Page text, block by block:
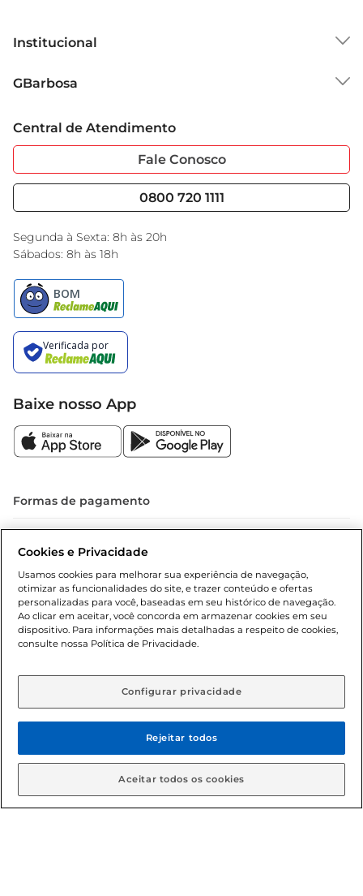
Institucional
Grupo Cencosud
Sobre Privacidade
Portal do Fornecedo
Nossas Lojas
GBarbosa
Garantia Estendida
Serviços
Black Friday
Encarte do Dia
Central de Atendimento
Fale Conosco
0800 720 1111
Segunda à Sexta: 8h às 20h
Sábados: 8h às 18h
Baixe nosso App
Formas de pagamento
Dúvidas frequentes (FAQ)
Política de troca e devolução
Política de entrega
Condições gerais: Em caso de divergência de valores, o
valor válido é o do carrinho de compras. Fotos ilustrativas.
Compras sujeitas a confirmação de estoque. Compras
Cookies e Privacidade
Usamos cookies para melhorar sua experiência de navegação,
otimizar as funcionalidades do site, e trazer conteúdo e ofertas
personalizadas para você, baseadas em seu histórico de navegação.
Ao clicar em aceitar, você concorda em armazenar cookies em seu
dispositivo. Para informações mais detalhadas a respeito de cookies,
consulte nossa Política de Privacidade.
Configurar privacidade
Rejeitar todos
Aceitar todos os cookies